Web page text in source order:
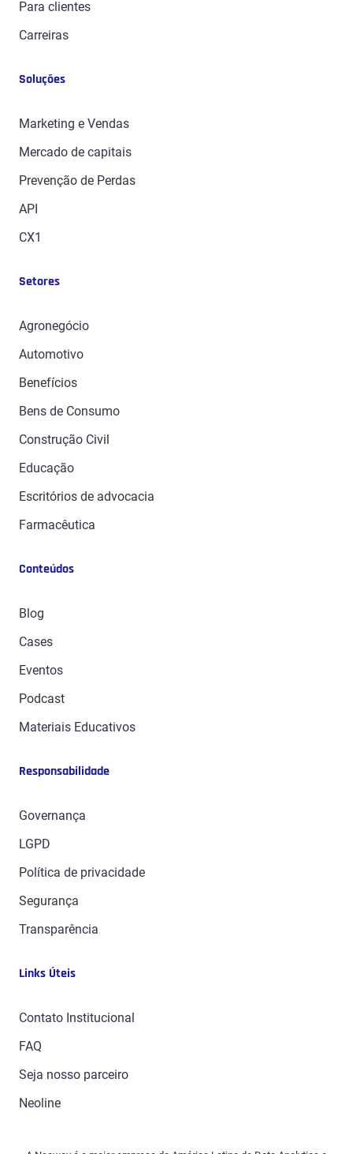
Para clientes
Carreiras
Soluções
Marketing e Vendas
Mercado de capitais
Prevenção de Perdas
API
CX1
Setores
Agronegócio
Automotivo
Benefícios
Bens de Consumo
Construção Civil
Educação
Escritórios de advocacia
Farmacêutica
Prestadores de Serviços
Saúde
Seguros
Setor Público
Tecnologia
Utilidades
Varejo e Distribuição
Viagem & Transporte
FSI
Conteúdos
Blog
Cases
Eventos
Podcast
Materiais Educativos
Responsabilidade
Governança
LGPD
Política de privacidade
Segurança
Transparência
Links Úteis
Contato Institucional
FAQ
Seja nosso parceiro
Neoline